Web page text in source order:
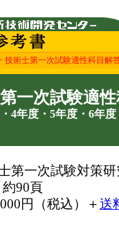
技術士第一次試験適性科目解
一次試験適
4年度・5年度・6年度
第一次試験対策研
約90頁
円（税込）＋送